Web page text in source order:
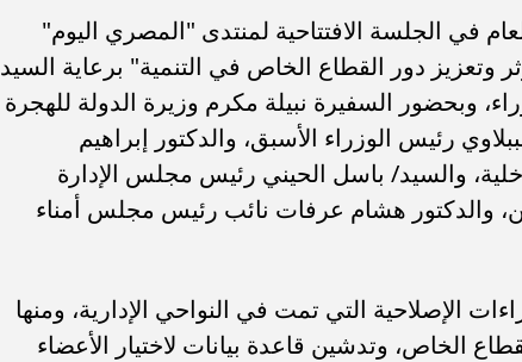
في الجلسة الافتتاحية لمنتدى "المصري اليوم"
وتعزيز دور القطاع الخاص في التنمية" برعاية السيد
وبحضور السفيرة نبيلة مكرم وزيرة الدولة للهجرة
رئيس الوزراء الأسبق، والدكتور إبراهيم
والسيد/ باسل الحيني رئيس مجلس الإدارة
والدكتور هشام عرفات نائب رئيس مجلس أمناء
الإصلاحية التي تمت في النواحي الإدارية، ومنها
الخاص، وتدشين قاعدة بيانات لاختيار الأعضاء